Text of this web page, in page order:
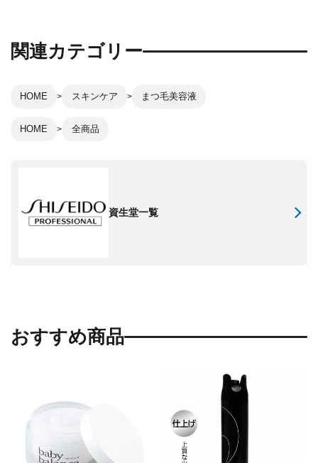
関連カテゴリー
HOME スキンケア まつ毛美容液
HOME 全商品
資生堂一覧
おすすめ商品